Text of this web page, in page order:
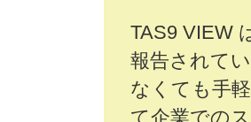
TAS9 VIEW
報告されて
なくても手
て企業での